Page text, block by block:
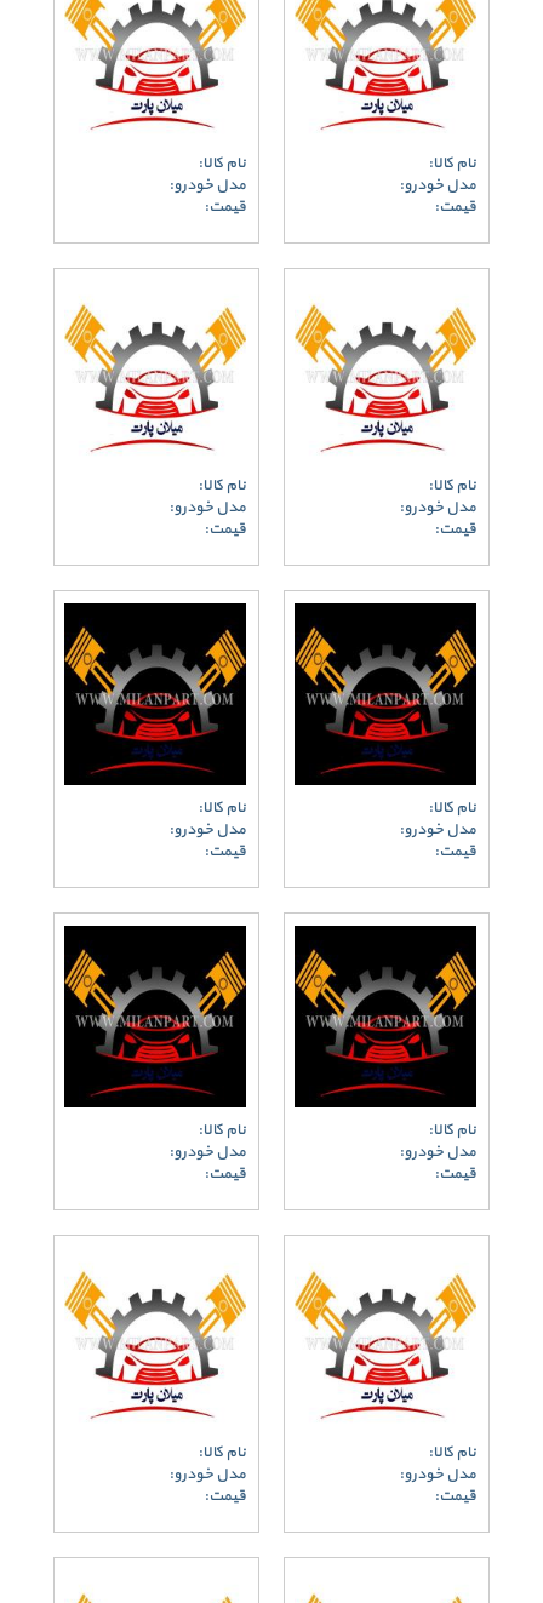
نام کالا:
مدل خودرو:
قیمت:
نام کالا:
مدل خودرو:
قیمت:
نام کالا:
مدل خودرو:
قیمت:
نام کالا:
مدل خودرو:
قیمت:
نام کالا:
مدل خودرو:
قیمت:
نام کالا:
مدل خودرو:
قیمت:
نام کالا:
مدل خودرو:
قیمت:
نام کالا:
مدل خودرو:
قیمت:
نام کالا:
مدل خودرو:
قیمت:
نام کالا:
مدل خودرو:
قیمت: